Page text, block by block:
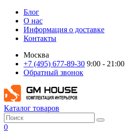
Блог
О нас
Информация о доставке
Контакты
Москва
+7 (495) 677-89-30 9:00 - 21:00
Обратный звонок
Каталог товаров
0